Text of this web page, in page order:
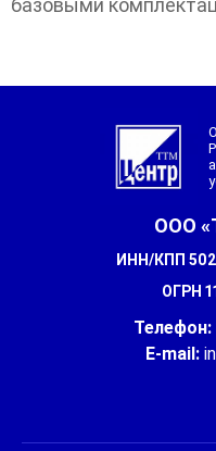
базовыми
ООО
ИНН/КПП
ОГРН
Телефон:
E-mail: